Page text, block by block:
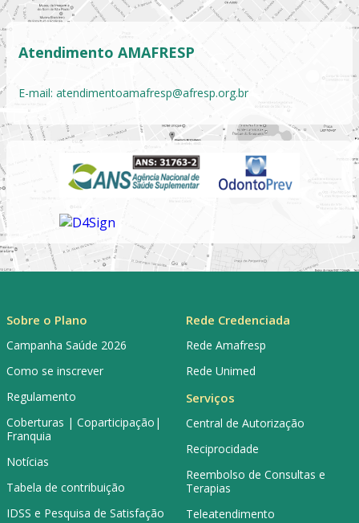
Atendimento AMAFRESP
E-mail: atendimentoamafresp@afresp.org.br
Sobre o Plano
Campanha Saúde 2026
Como se inscrever
Regulamento
Coberturas | Coparticipação|
Franquia
Notícias
Tabela de contribuição
IDSS e Pesquisa de Satisfação
Rede Credenciada
Rede Amafresp
Rede Unimed
Serviços
Central de Autorização
Reciprocidade
Reembolso de Consultas e
Terapias
Teleatendimento